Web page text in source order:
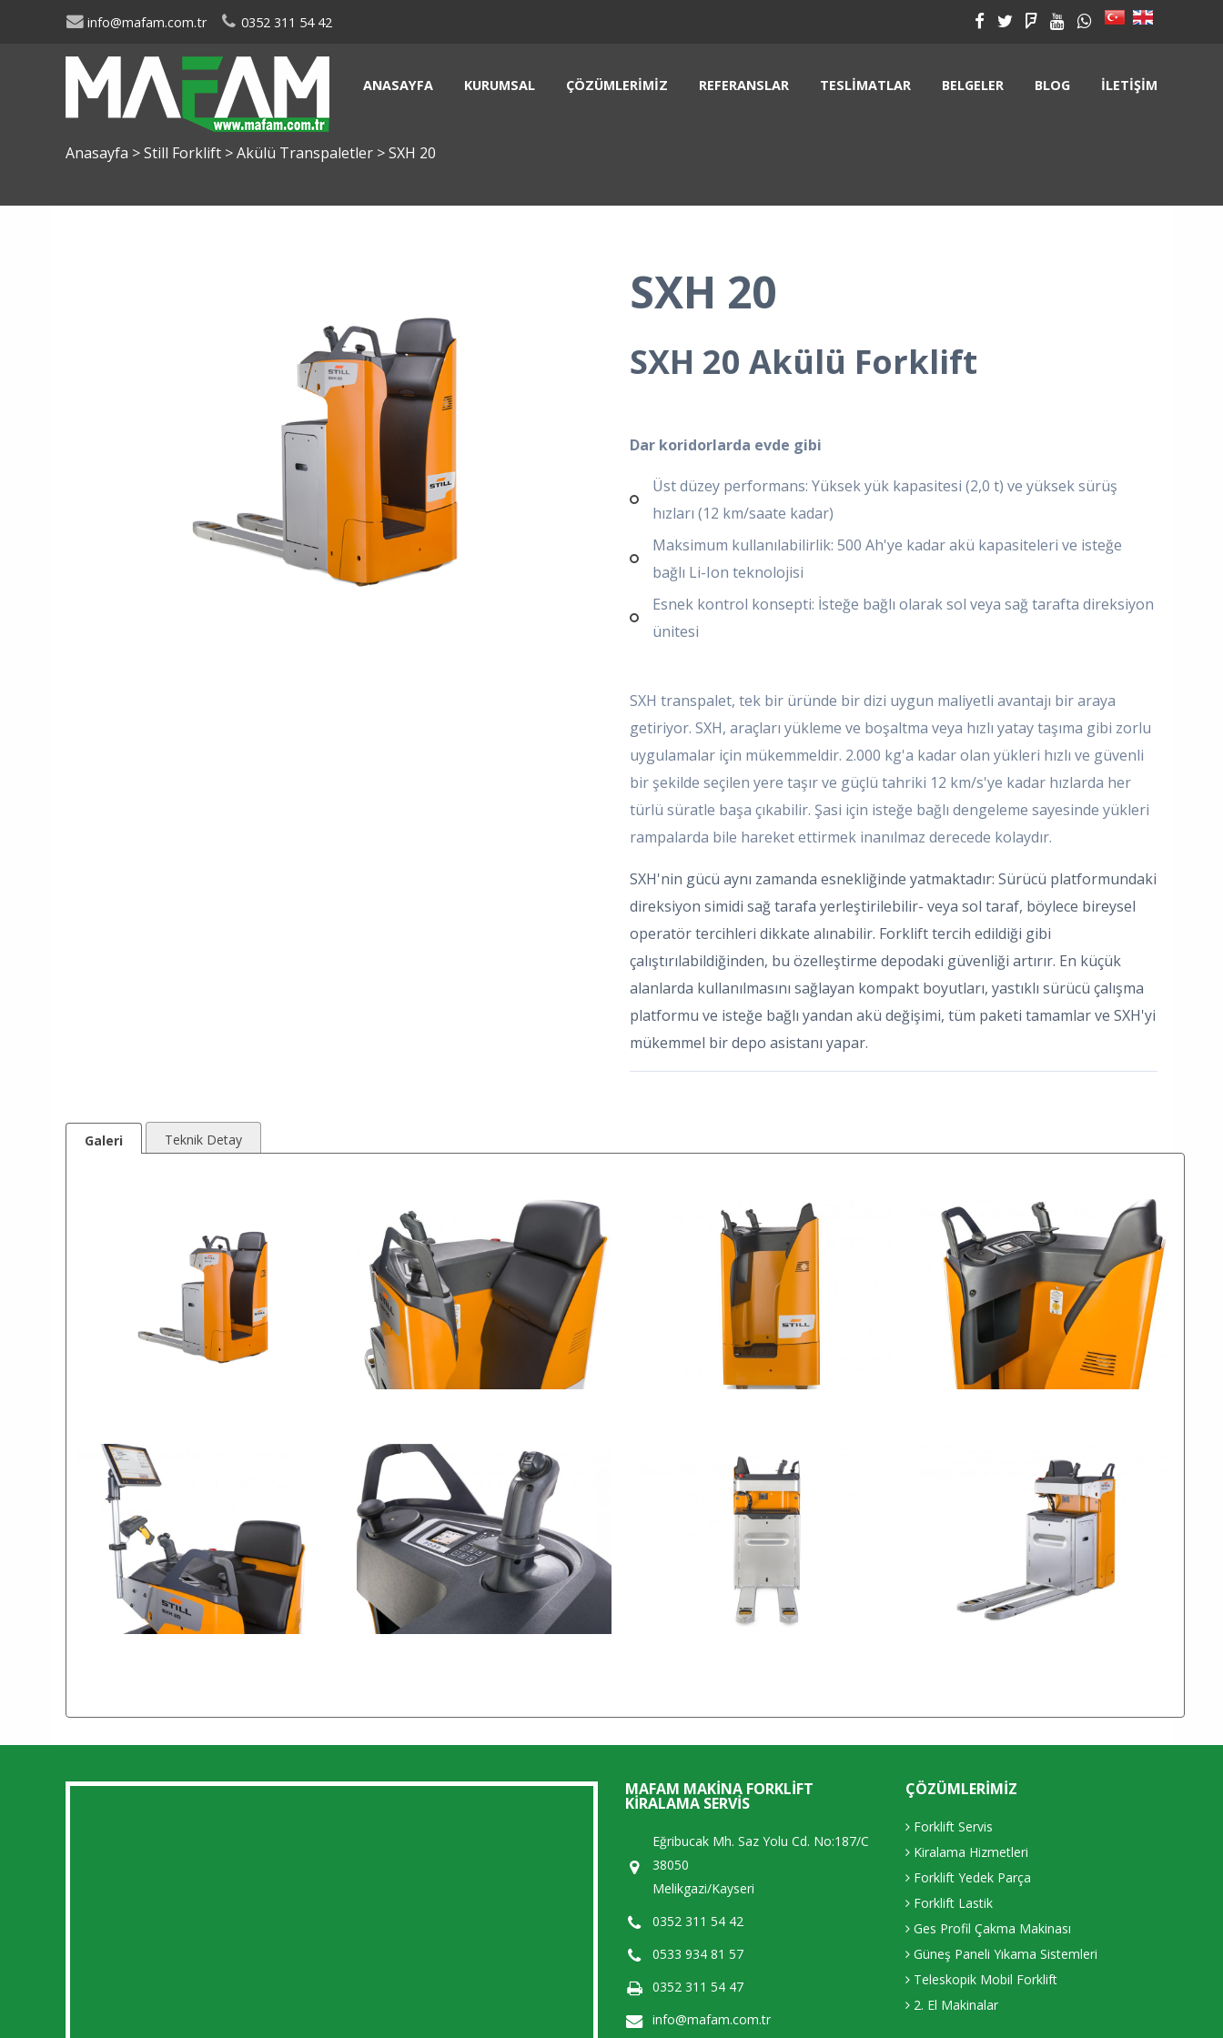
info@mafam.com.tr 0352 311 54 42
ANASAYFA KURUMSAL ÇÖZÜMLERIMIZ REFERANSLAR TESLIMATLAR BELGELER BLOG İLETIŞIM
Anasayfa >Still Forklift >Akülü Transpaletler >SXH 20
SXH 20
SXH 20 Akülü Forklift
Dar koridorlarda evde gibi
Üst düzey performans: Yüksek yük kapasitesi (2,0 t) ve yüksek sürüş
hızları (12 km/saate kadar)
Maksimum kullanılabilirlik: 500 Ah'ye kadar akü kapasiteleri ve isteğe
bağlı Li-Ion teknolojisi
Esnek kontrol konsepti: İsteğe bağlı olarak sol veya sağ tarafta direksiyon
ünitesi
SXH transpalet, tek bir üründe bir dizi uygun maliyetli avantajı bir araya
getiriyor. SXH, araçları yükleme ve boşaltma veya hızlı yatay taşıma gibi zorlu
uygulamalar için mükemmeldir. 2.000 kg'a kadar olan yükleri hızlı ve güvenli
bir şekilde seçilen yere taşır ve güçlü tahriki 12 km/s'ye kadar hızlarda her
türlü süratle başa çıkabilir. Şasi için isteğe bağlı dengeleme sayesinde yükleri
rampalarda bile hareket ettirmek inanılmaz derecede kolaydır.
SXH'nin gücü aynı zamanda esnekliğinde yatmaktadır: Sürücü platformundaki
direksiyon simidi sağ tarafa yerleştirilebilir- veya sol taraf, böylece bireysel
operatör tercihleri ​​dikkate alınabilir. Forklift tercih edildiği gibi
çalıştırılabildiğinden, bu özelleştirme depodaki güvenliği artırır. En küçük
alanlarda kullanılmasını sağlayan kompakt boyutları, yastıklı sürücü çalışma
platformu ve isteğe bağlı yandan akü değişimi, tüm paketi tamamlar ve SXH'yi
mükemmel bir depo asistanı yapar.
Galeri Teknik Detay
MAFAM MAKINA FORKLIFT
KIRALAMA SERVIS
Eğribucak Mh. Saz Yolu Cd. No:187/C
38050
Melikgazi/Kayseri
0352 311 54 42
0533 934 81 57
0352 311 54 47
info@mafam.com.tr
ÇÖZÜMLERIMIZ
Forklift Servis
Kiralama Hizmetleri
Forklift Yedek Parça
Forklift Lastik
Ges Profil Çakma Makinası
Güneş Paneli Yıkama Sistemleri
Teleskopik Mobil Forklift
2. El Makinalar